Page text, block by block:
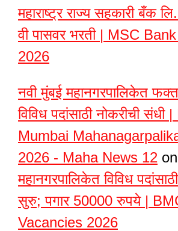
महाराष्ट्र राज्य सहकारी बँक
वी पासवर भरती | MSC
2026
नवी मुंबई महानगरपालिकेत
विविध पदांसाठी नोकरीची संधी
Mumbai
2026 - Maha News 12
महानगरपालिकेत विविध
सुरु; पगार 50000 रुपये |
Vacancies 2026